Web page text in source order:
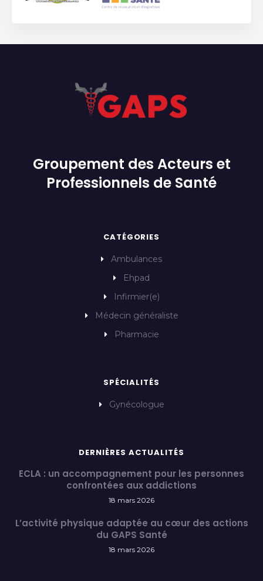
Groupement des Acteurs et
Professionnels de Santé
CATÉGORIES
Ambulances
Ehpad
Infirmier(e)
Médecin généraliste
Pharmacie
SPÉCIALITÉS
Gynécologue
DERNIÈRES ACTUALITÉS
ECLA : un accompagnement pour les personnes
confrontées aux addictions
18 mars 2026
L’activité physique adaptée au cœur des actions
du GAPS Santé
18 mars 2026